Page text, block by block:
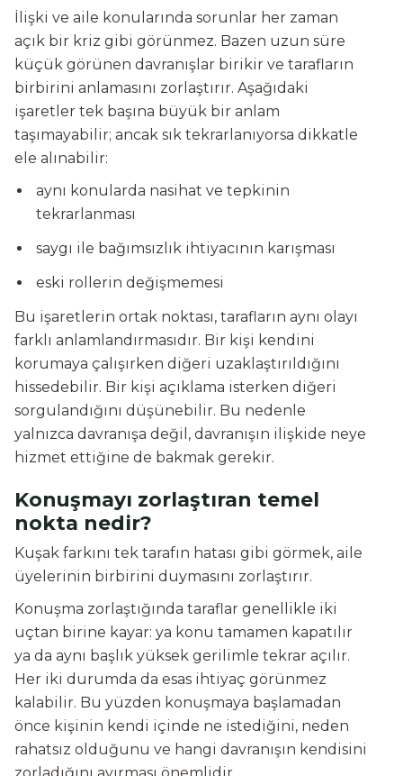
İlişki ve aile konularında sorunlar her zaman
açık bir kriz gibi görünmez. Bazen uzun süre
küçük görünen davranışlar birikir ve tarafların
birbirini anlamasını zorlaştırır. Aşağıdaki
işaretler tek başına büyük bir anlam
taşımayabilir; ancak sık tekrarlanıyorsa dikkatle
ele alınabilir:
aynı konularda nasihat ve tepkinin
tekrarlanması
saygı ile bağımsızlık ihtiyacının karışması
eski rollerin değişmemesi
Bu işaretlerin ortak noktası, tarafların aynı olayı
farklı anlamlandırmasıdır. Bir kişi kendini
korumaya çalışırken diğeri uzaklaştırıldığını
hissedebilir. Bir kişi açıklama isterken diğeri
sorgulandığını düşünebilir. Bu nedenle
yalnızca davranışa değil, davranışın ilişkide neye
hizmet ettiğine de bakmak gerekir.
Konuşmayı zorlaştıran temel
nokta nedir?
Kuşak farkını tek tarafın hatası gibi görmek, aile
üyelerinin birbirini duymasını zorlaştırır.
Konuşma zorlaştığında taraflar genellikle iki
uçtan birine kayar: ya konu tamamen kapatılır
ya da aynı başlık yüksek gerilimle tekrar açılır.
Her iki durumda da esas ihtiyaç görünmez
kalabilir. Bu yüzden konuşmaya başlamadan
önce kişinin kendi içinde ne istediğini, neden
rahatsız olduğunu ve hangi davranışın kendisini